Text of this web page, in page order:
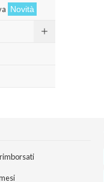
Novità